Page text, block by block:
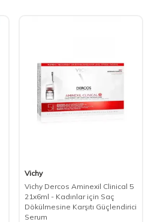
Vichy
Vichy Dercos Aminexil Clinical 5
21x6ml - Kadınlar için Saç
Dökülmesine Karşıtı Güçlendirici
Serum